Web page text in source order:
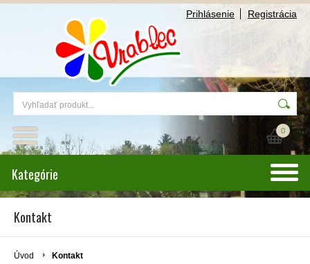
Prihlásenie Registrácia
0
Kategórie
Kontakt
Úvod Kontakt